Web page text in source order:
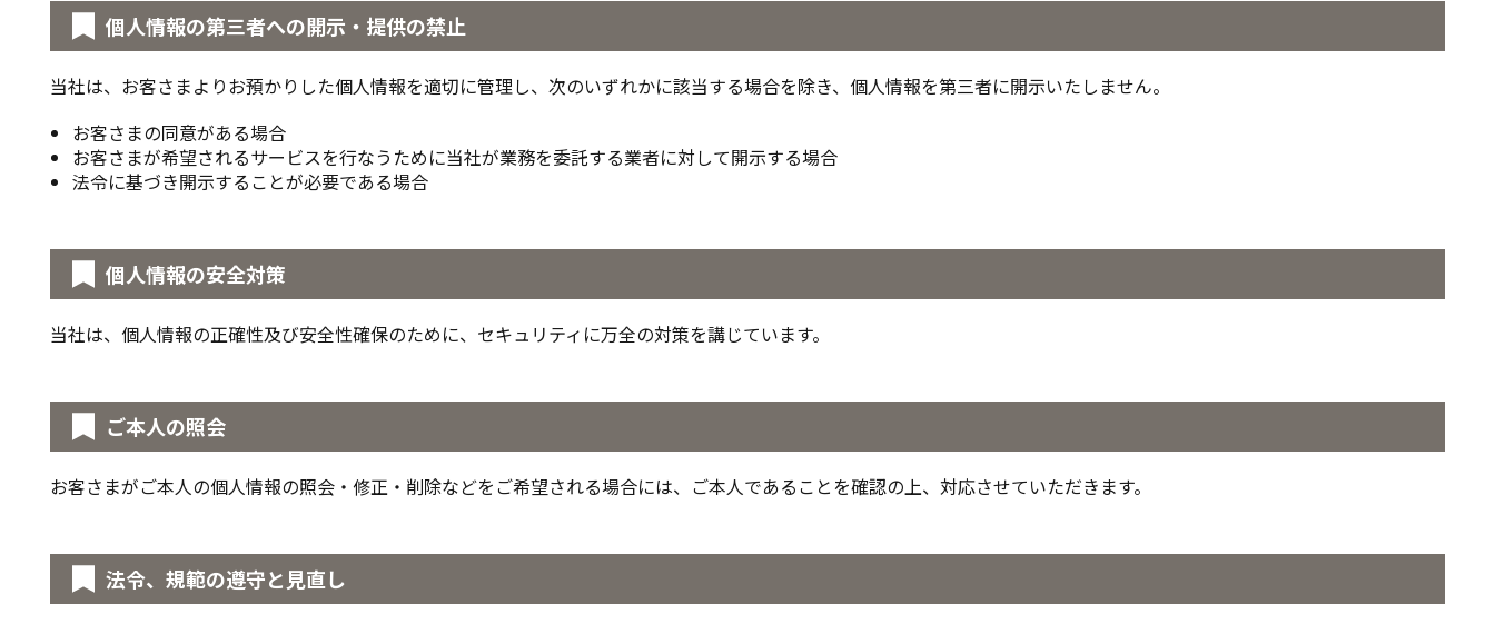
個人情報の第三者への開示・提供の禁止
当社は、お客さまよりお預かりした個人情報を適切に管理し、次のいずれかに該当する場合を除き、個人情報を第三者に開示いたしません。
お客さまの同意がある場合
お客さまが希望されるサービスを行なうために当社が業務を委託する業者に対して開示する場合
法令に基づき開示することが必要である場合
個人情報の安全対策
当社は、個人情報の正確性及び安全性確保のために、セキュリティに万全の対策を講じています。
ご本人の照会
お客さまがご本人の個人情報の照会・修正・削除などをご希望される場合には、ご本人であることを確認の上、対応させていただきます。
法令、規範の遵守と見直し